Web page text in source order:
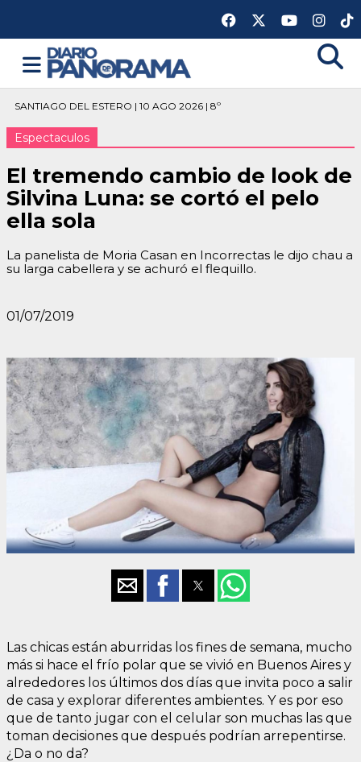
SANTIAGO DEL ESTERO | 10 AGO 2026 | 8º
Espectaculos
El tremendo cambio de look de
Silvina Luna: se cortó el pelo
ella sola
La panelista de Moria Casan en Incorrectas le dijo chau a
su larga cabellera y se achuró el flequillo.
01/07/2019
Las chicas están aburridas los fines de semana, mucho
más si hace el frío polar que se vivió en Buenos Aires y
alrededores los últimos dos días que invita poco a salir
de casa y explorar diferentes ambientes. Y es por eso
que de tanto jugar con el celular son muchas las que
toman decisiones que después podrían arrepentirse.
¿Da o no da?